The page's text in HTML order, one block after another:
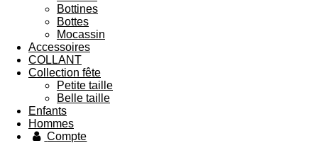
Bottines
Bottes
Mocassin
Accessoires
COLLANT
Collection fête
Petite taille
Belle taille
Enfants
Hommes
Compte